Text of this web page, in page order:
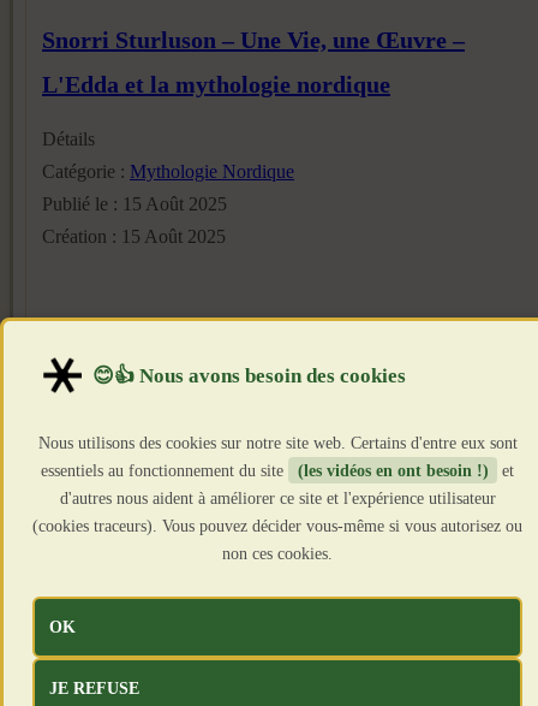
Snorri Sturluson – Une Vie, une Œuvre –
L'Edda et la mythologie nordique
Détails
Catégorie : Mythologie Nordique
Publié le : 15 Août 2025
Création : 15 Août 2025
Nous utilisons des cookies sur notre site web. Certains d'entre eux sont
essentiels au fonctionnement du site
(les vidéos en ont besoin !)
et
d'autres nous aident à améliorer ce site et l'expérience utilisateur
(cookies traceurs). Vous pouvez décider vous-même si vous autorisez ou
non ces cookies.
OK
JE REFUSE